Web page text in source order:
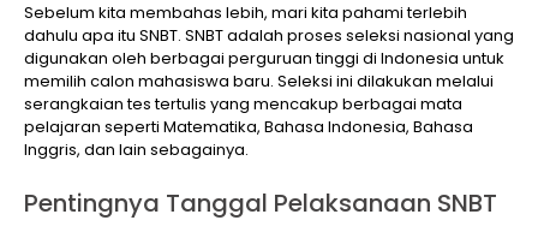
Sebelum kita membahas lebih, mari kita pahami terlebih
dahulu apa itu SNBT. SNBT adalah proses seleksi nasional yang
digunakan oleh berbagai perguruan tinggi di Indonesia untuk
memilih calon mahasiswa baru. Seleksi ini dilakukan melalui
serangkaian tes tertulis yang mencakup berbagai mata
pelajaran seperti Matematika, Bahasa Indonesia, Bahasa
Inggris, dan lain sebagainya.
Pentingnya Tanggal Pelaksanaan SNBT